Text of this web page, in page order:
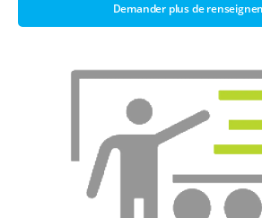
Demander plus de